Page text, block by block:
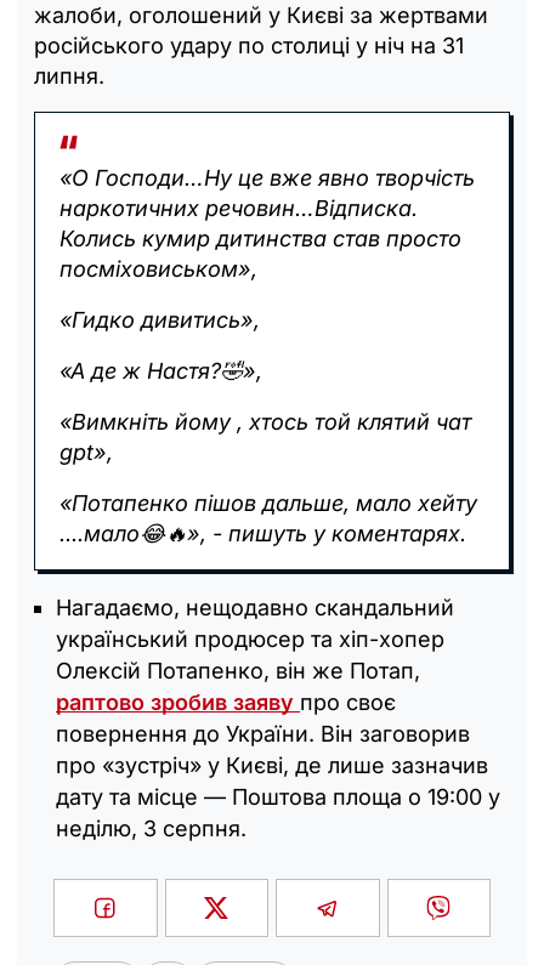
жалоби, оголошений у Києві за жертвами
російського удару по столиці у ніч на 31
липня.
«О Господи…Ну це вже явно творчість
наркотичних речовин…Відписка.
Колись кумир дитинства став просто
посміховиськом»,
«Гидко дивитись»,
«А де ж Настя?🤣»,
«Вимкніть йому , хтось той клятий чат
gpt»,
«Потапенко пішов дальше, мало хейту
....мало😂🔥», - пишуть у коментарях.
Нагадаємо, нещодавно скандальний
український продюсер та хіп-хопер
Олексій Потапенко, він же Потап,
раптово зробив заяву про своє
повернення до України. Він заговорив
про «зустріч» у Києві, де лише зазначив
дату та місце — Поштова площа о 19:00 у
неділю, 3 серпня.